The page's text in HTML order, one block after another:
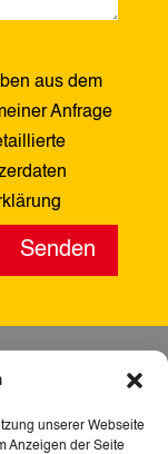
unserer Webseite
Anzeigen der Seite
aus dem
Anfrage
Senden